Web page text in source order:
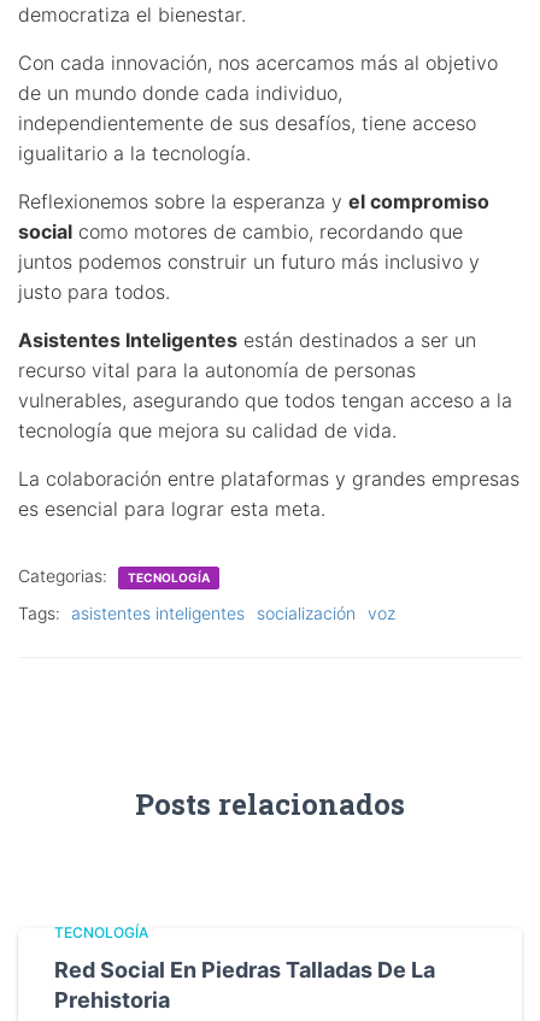
democratiza el bienestar.
Con cada innovación, nos acercamos más al objetivo
de un mundo donde cada individuo,
independientemente de sus desafíos, tiene acceso
igualitario a la tecnología.
Reflexionemos sobre la esperanza y el compromiso
social como motores de cambio, recordando que
juntos podemos construir un futuro más inclusivo y
justo para todos.
Asistentes Inteligentes están destinados a ser un
recurso vital para la autonomía de personas
vulnerables, asegurando que todos tengan acceso a la
tecnología que mejora su calidad de vida.
La colaboración entre plataformas y grandes empresas
es esencial para lograr esta meta.
Categorias: TECNOLOGÍA
Tags: asistentes inteligentes socialización voz
Posts relacionados
TECNOLOGÍA
Red Social En Piedras Talladas De La
Prehistoria